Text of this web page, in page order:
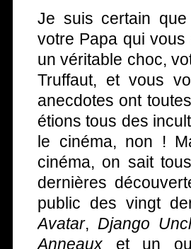
Je suis certain
votre Papa qui vous
un véritable choc,
Truffaut, et vous
anecdotes ont
étions tous des
le cinéma, non !
cinéma, on sait
dernières
public des vingt
Avatar, Django
Anneaux et un